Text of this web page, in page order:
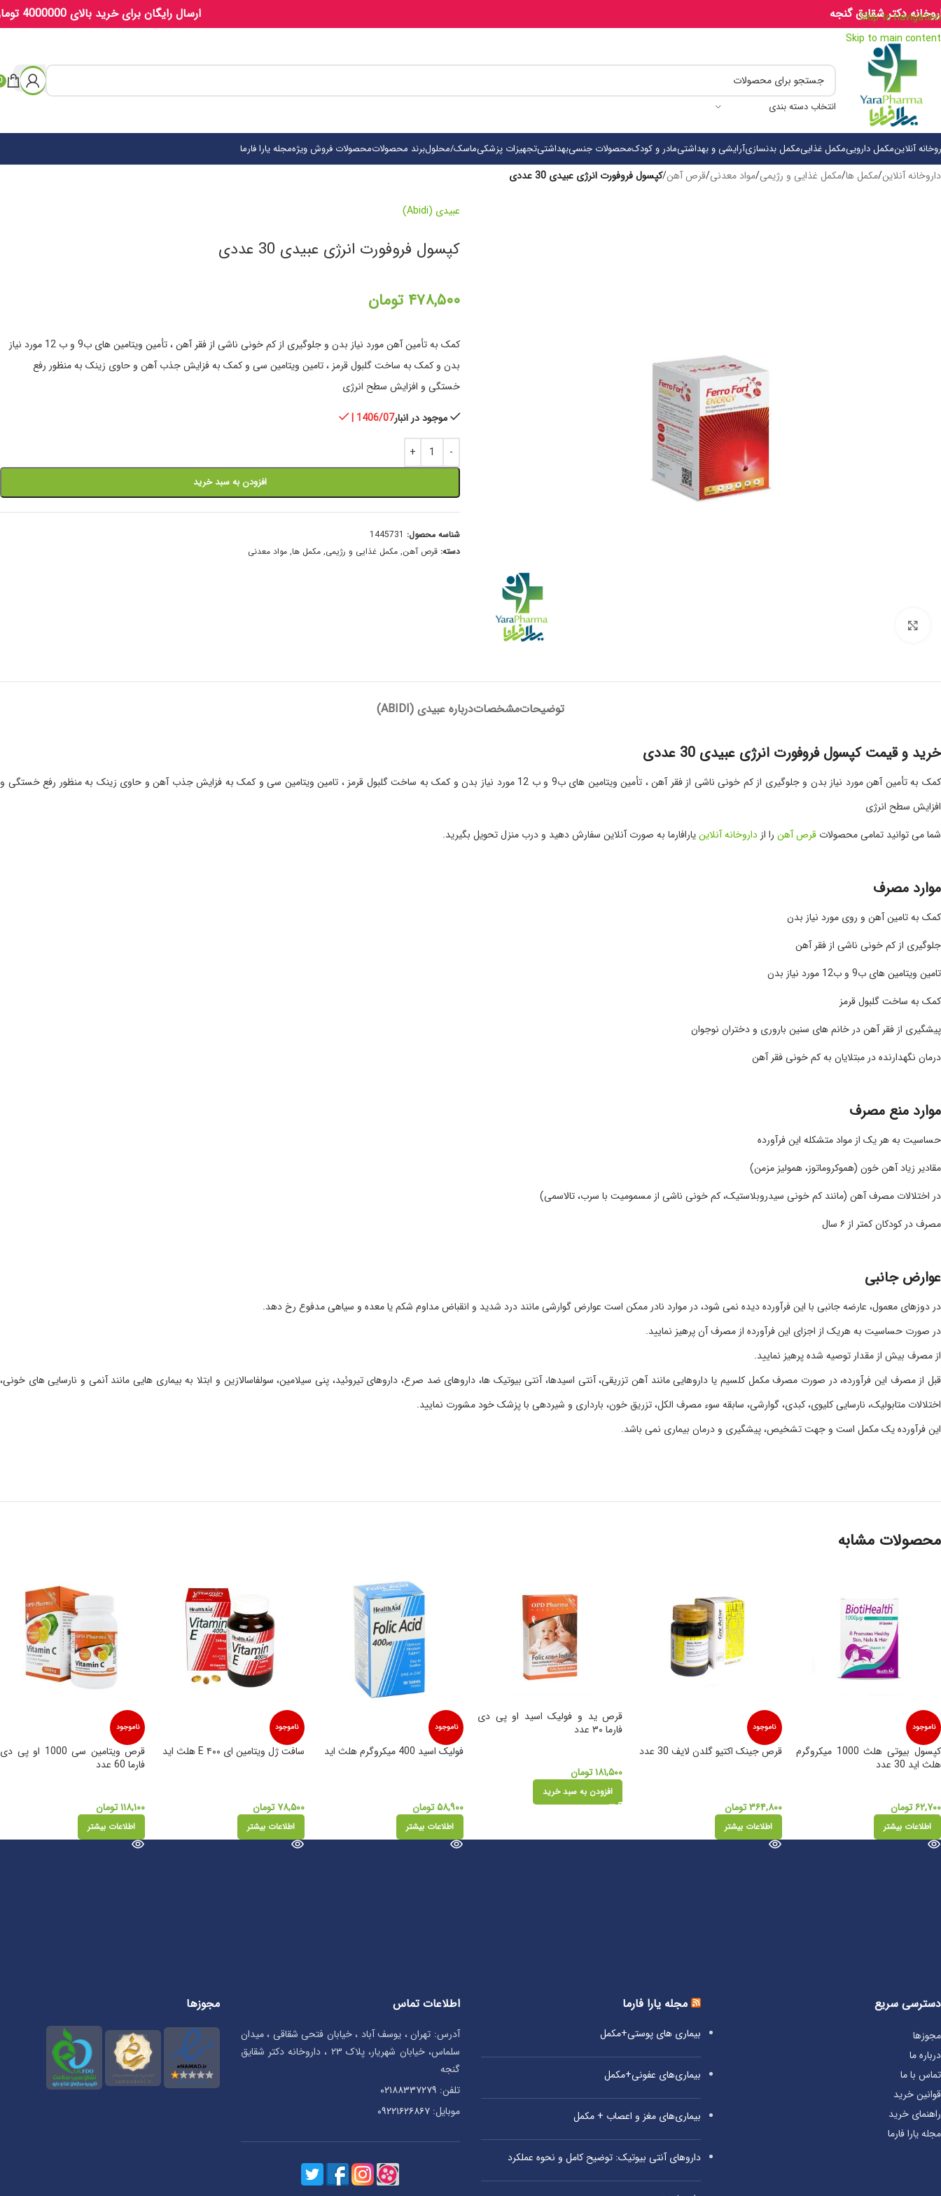
Skip to navigation
Skip to main content
دکتر شقایق گنجه ارسال رایگان برای خرید بالای 4000000 تومان
انتخاب دسته بندی
آنلاینمکمل داروییمکمل غذاییمکمل بدنسازیآرایشی و بهداشتیمادر و کودکمحصولات جنسیبهداشتیتجهیزات پزشکیماسک/محلولبرند محصولاتمحصولات فروش ویژهمجله یارا فارما
داروخانه آنلاین/مکمل ها/مکمل غذایی و رژیمی/مواد معدنی/قرص آهن/کپسول فروفورت انرژی عبیدی 30 عددی
عبیدی (Abidi)
کپسول فروفورت انرژی عبیدی 30 عددی
۴۷۸,۵۰۰ تومان
کمک به تأمین آهن مورد نیاز بدن و جلوگیری از کم خونی ناشی از فقر آهن ، تأمین ویتامین های ب9 و ب 12 مورد نیاز
بدن و کمک به ساخت گلبول قرمز ، تامین ویتامین سی و کمک به فزایش جذب آهن و حاوی زینک به منظور رفع
خستگی و افزایش سطح انرژی
موجود در انبار| 1406/07
افزودن به سبد خرید
شناسه محصول: 1445731
دسته: قرص آهن, مکمل غذایی و رژیمی, مکمل ها, مواد معدنی
توضیحاتمشخصاتدرباره عبیدی (ABIDI)
خرید و قیمت کپسول فروفورت انرژی عبیدی 30 عددی
کمک به تأمین آهن مورد نیاز بدن و جلوگیری از کم خونی ناشی از فقر آهن ، تأمین ویتامین های ب9 و ب 12 مورد نیاز بدن و کمک به ساخت گلبول قرمز ، تامین ویتامین سی و کمک به فزایش جذب آهن و حاوی زینک به منظور رفع خستگی و
افزایش سطح انرژی
شما می توانید تمامی محصولات قرص آهن را از داروخانه آنلاینیارافارما به صورت آنلاین سفارش دهید و درب منزل تحویل بگیرید.
موارد مصرف
کمک به تامین آهن و روی مورد نیاز بدن
جلوگیری از کم خونی ناشی از فقر آهن
تامین ویتامین های ب9 و ب12 مورد نیاز بدن
کمک به ساخت گلبول قرمز
پیشگیری از فقر آهن در خانم های سنین باروری و دختران نوجوان
درمان نگهدارنده در مبتلایان به کم خونی فقر آهن
موارد منع مصرف
حساسیت به هر یک از مواد متشکله این فرآورده
مقادیر زیاد آهن خون (هموکروماتوز، همولیز مزمن)
در اختلالات مصرف آهن (مانند کم خونی سیدروبلاستیک، کم خونی ناشی از مسمومیت با سرب، تالاسمی)
مصرف در کودکان کمتر از ۶ سال
عوارض جانبی
در دوزهای معمول، عارضه جانبی با این فرآورده دیده نمی شود، در موارد نادر ممکن است عوارض گوارشی مانند درد شدید و انقباض مداوم شکم یا معده و سیاهی مدفوع رخ دهد.
در صورت حساسیت به هریک از اجزای این فرآورده از مصرف آن پرهیز نمایید.
از مصرف بیش از مقدار توصیه شده پرهیز نمایید.
قبل از مصرف این فرآورده، در صورت مصرف مکمل کلسیم یا داروهایی مانند آهن تزریقی، آنتی اسیدها، آنتی بیوتیک ها، داروهای ضد صرع، داروهای تیروئید، پنی سیلامین، سولفاسالازین و ابتلا به بیماری هایی مانند آنمی و نارسایی های خونی،
اختلالات متابولیک، نارسایی کلیوی، کبدی، گوارشی، سابقه سوء مصرف الکل، تزریق خون، بارداری و شیردهی با پزشک خود مشورت نمایید.
این فرآورده یک مکمل است و جهت تشخیص، پیشگیری و درمان بیماری نمی باشد.
محصولات مشابه
ناموجود
کپسول بیوتی هلث 1000 میکروگرم
هلث اید 30 عدد
۶۲,۷۰۰تومان
اطلاعات بیشتر
ناموجود
قرص جینک اکتیو گلدن لایف 30 عدد
۳۶۴,۸۰۰تومان
اطلاعات بیشتر
قرص ید و فولیک اسید او پی دی
فارما ۳۰ عدد
۱۸۱,۵۰۰تومان
افزودن به سبد خرید
ناموجود
فولیک اسید 400 میکروگرم هلث اید
۵۸,۹۰۰تومان
اطلاعات بیشتر
ناموجود
سافت ژل ویتامین ای ۴۰۰ E هلث اید
۷۸,۵۰۰ تومان
اطلاعات بیشتر
ناموجود
قرص ویتامین سی 1000 او پی دی
فارما 60 عدد
۱۱۸,۱۰۰تومان
اطلاعات بیشتر
دسترسی سریع
مجوزها
درباره ما
تماس با ما
قوانین خرید
راهنمای خرید
مجله یارا فارما
مجله یارا فارما
بیماری‌ های پوستی+مکمل
بیماری‌های عفونی+مکمل
بیماری‌های مغز و اعصاب + مکمل
داروهای آنتی‌ بیوتیک: توضیح کامل و نحوه عملکرد
اطلاعات تماس
آدرس: تهران ، یوسف آباد ، خیابان فتحی شقاقی ، میدان
سلماس، خیابان شهریار، پلاک ۲۳ ، داروخانه دکتر شقایق
گنجه
تلفن: ۰۲۱۸۸۳۳۷۲۷۹
موبایل: ۰۹۲۲۱۶۲۶۸۶۷
مجوزها